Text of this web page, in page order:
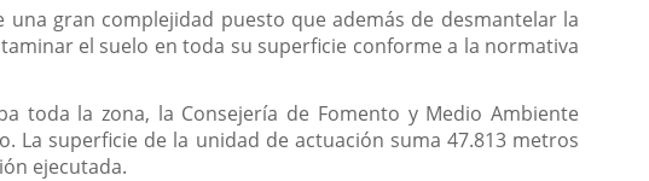
gran complejidad puesto que además de desmantelar la
el suelo en toda su superficie conforme a la normativa
toda la zona, la Consejería de Fomento y Medio Ambiente
La superficie de la unidad de actuación suma 47.813 metros
ejecutada.